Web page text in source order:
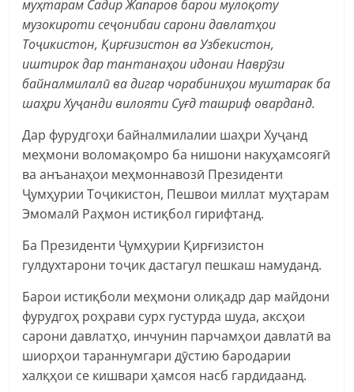
муҳтарам Садир Жапаров барои мулоқоту
музокироти сеҷонибаи сарони давлатҳои
Тоҷикистон, Қирғизистон ва Узбекистон,
иштирок дар тантанаҳои идонаи Наврӯзи
байналмилалӣ ва дигар чорабиниҳои муштарак ба
шаҳри Хуҷанди вилояти Суғд ташриф оварданд.
Дар фурудгоҳи байналмилалии шаҳри Хуҷанд
меҳмони воломақомро ба нишони накуҳамсоягӣ
ва анъанаҳои меҳмоннавозӣ Президенти
Ҷумҳурии Тоҷикистон, Пешвои миллат муҳтарам
Эмомалӣ Раҳмон истиқбол гирифтанд.
Ба Президенти Ҷумҳурии Қирғизистон
гулдухтарони тоҷик дастагул пешкаш намуданд.
Барои истиқболи меҳмони олиқадр дар майдони
фурудгоҳ роҳрави сурх густурда шуда, аксҳои
сарони давлатҳо, инчунин парчамҳои давлатӣ ва
шиорҳои тараннумгари дӯстию бародарии
халқҳои се кишвари ҳамсоя насб гардидаанд.